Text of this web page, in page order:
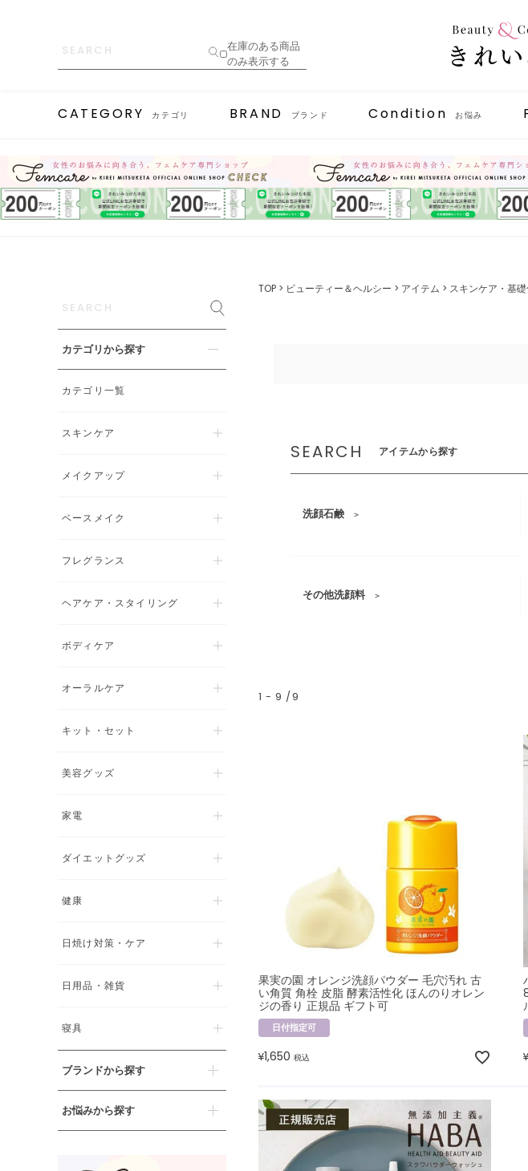
在庫のある商品
のみ表示する
CATEGORY カテゴリ BRAND ブランド Condition お悩み
カテゴリから探す
カテゴリ一覧
スキンケア
メイクアップ
ベースメイク
フレグランス
ヘアケア・スタイリング
ボディケア
オーラルケア
キット・セット
美容グッズ
家電
ダイエットグッズ
健康
日焼け対策・ケア
日用品・雑貨
寝具
ブランドから探す
お悩みから探す
TOP ビューティー＆ヘルシー アイテム スキンケア・基
SEARCH アイテムから探す
洗顔石鹸
その他洗顔料
1 - 9 9
果実の園 オレンジ洗顔パウダー 毛穴汚れ 古
い角質 角栓 皮脂 酵素活性化 ほんのりオレン
ジの香り 正規品 ギフト可
日付指定可
¥1,650 税込 ¥